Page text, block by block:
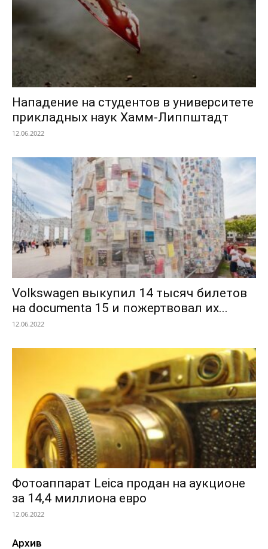
Нападение на студентов в университете
прикладных наук Хамм-Липпштадт
12.06.2022
Volkswagen выкупил 14 тысяч билетов
на documenta 15 и пожертвовал их...
12.06.2022
Фотоаппарат Leica продан на аукционе
за 14,4 миллиона евро
12.06.2022
Архив